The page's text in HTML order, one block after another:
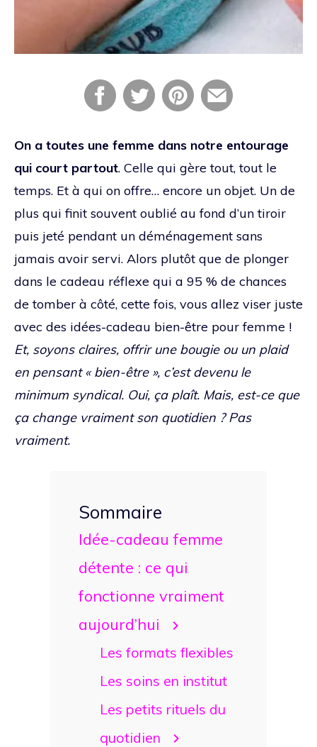
On a toutes une femme dans notre entourage
qui court partout. Celle qui gère tout, tout le
temps. Et à qui on offre… encore un objet. Un de
plus qui finit souvent oublié au fond d’un tiroir
puis jeté pendant un déménagement sans
jamais avoir servi. Alors plutôt que de plonger
dans le cadeau réflexe qui a 95 % de chances
de tomber à côté, cette fois, vous allez viser juste
avec des idées-cadeau bien-être pour femme !
Et, soyons claires, offrir une bougie ou un plaid
en pensant « bien-être », c’est devenu le
minimum syndical. Oui, ça plaît. Mais, est-ce que
ça change vraiment son quotidien ? Pas
vraiment.
Sommaire
Idée-cadeau femme
détente : ce qui
fonctionne vraiment
aujourd’hui
Les formats flexibles
Les soins en institut
Les petits rituels du
quotidien